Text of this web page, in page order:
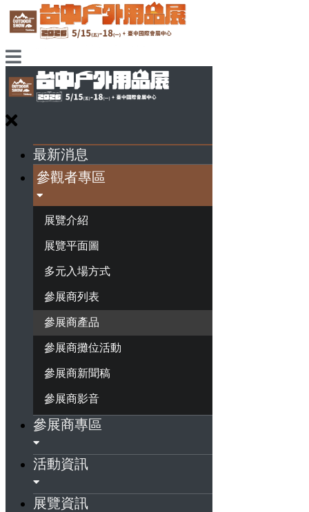
最新消息
參觀者專區
展覽介紹
展覽平面圖
多元入場方式
參展商列表
參展商產品
參展商攤位活動
參展商新聞稿
參展商影音
參展商專區
活動資訊
展覽資訊